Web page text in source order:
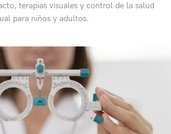
terapias visuales y control de la salud
para niños y adultos.